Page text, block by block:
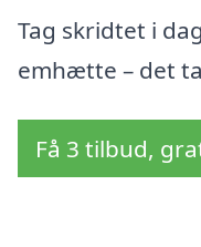
Tag skridtet i
emhætte – det
Få 3 tilbud,